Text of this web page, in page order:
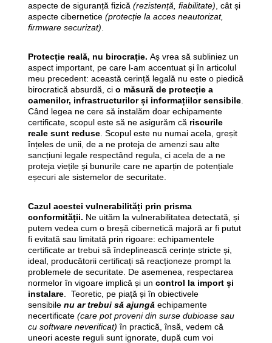
aspecte de siguranță fizică (rezistență, fiabilitate) , cât și
aspecte cibernetice (protecție la acces neautorizat,
firmware securizat)
Protecție reală, nu birocrație. Aș vrea să subliniez un
aspect important, pe care l-am accentuat și în articolul
meu precedent: această cerință legală nu este o piedică
birocratică absurdă, ci o măsură de protecție a
oamenilor, infrastructurilor și informațiilor sensibile.
Când legea ne cere să instalăm doar echipamente
certificate, scopul este să ne asigurăm că riscurile
reale sunt reduse. Scopul este nu numai acela, greșit
înțeles de unii, de a ne proteja de amenzi sau alte
sancțiuni legale respectând regula, ci acela de a ne
proteja viețile și bunurile care ne aparțin de potențiale
eșecuri ale sistemelor de securitate.
Cazul acestei vulnerabilități prin prisma
conformității. Ne uităm la vulnerabilitatea detectată, și
putem vedea cum o breșă cibernetică majoră ar fi putut
fi evitată sau limitată prin rigoare: echipamentele
certificate ar trebui să îndeplinească cerințe stricte și,
ideal, producătorii certificați să reacționeze prompt la
problemele de securitate. De asemenea, respectarea
normelor în vigoare implică și un control la import și
instalare. Teoretic, pe piață și în obiectivele
sensibile nu ar trebui să ajungă echipamente
necertificate (care pot proveni din surse dubioase sau
cu software neverificat) în practică, însă, vedem că
uneori aceste reguli sunt ignorate, după cum voi